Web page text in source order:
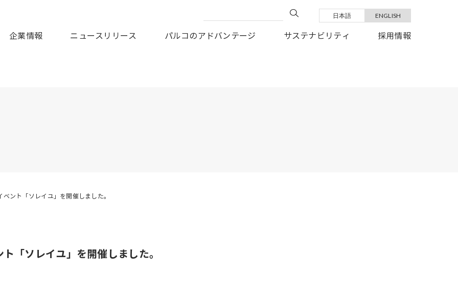
に謹んでお見舞い申しあげますとともに、被災地の一日も早い復旧を、心よりお祈り申しあげます。
日本語 ENGLISH
企業情報 ニュースリリース パルコのアドバンテージ サステナビリティ 採用情報
「ソレイユ」を開催しました。
ント「ソレイユ」を開催しました。